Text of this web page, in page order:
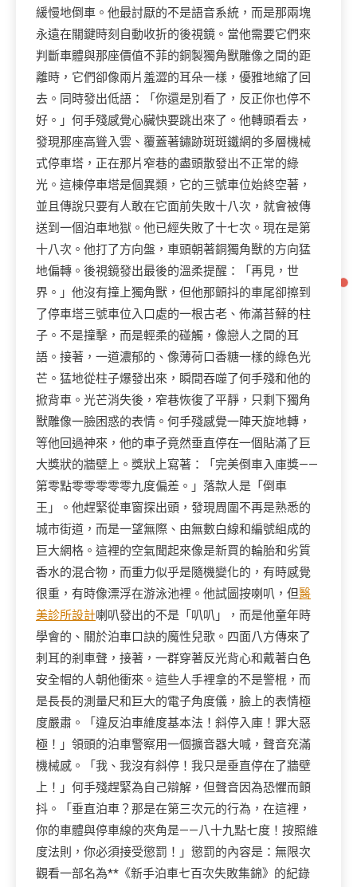
緩慢地倒車。他最討厭的不是語音系統，而是那兩塊
永遠在關鍵時刻自動收折的後視鏡。當他需要它們來
判斷車體與那座價值不菲的銅製獨角獸雕像之間的距
離時，它們卻像兩片羞澀的耳朵一樣，優雅地縮了回
去。同時發出低語：「你還是別看了，反正你也停不
好。」何手殘感覺心臟快要跳出來了。他轉頭看去，
發現那座高聳入雲、覆蓋著鏽跡斑斑鐵網的多層機械
式停車塔，正在那片窄巷的盡頭散發出不正常的綠
光。這棟停車塔是個異類，它的三號車位始終空著，
並且傳說只要有人敢在它面前失敗十八次，就會被傳
送到一個泊車地獄。他已經失敗了十七次。現在是第
十八次。他打了方向盤，車頭朝著銅獨角獸的方向猛
地偏轉。後視鏡發出最後的溫柔提醒：「再見，世
界。」他沒有撞上獨角獸，但他那顫抖的車尾卻擦到
了停車塔三號車位入口處的一根古老、佈滿苔蘚的柱
子。不是撞擊，而是輕柔的碰觸，像戀人之間的耳
語。接著，一道濃郁的、像薄荷口香糖一樣的綠色光
芒。猛地從柱子爆發出來，瞬間吞噬了何手殘和他的
掀背車。光芒消失後，窄巷恢復了平靜，只剩下獨角
獸雕像一臉困惑的表情。何手殘感覺一陣天旋地轉，
等他回過神來，他的車子竟然垂直停在一個貼滿了巨
大獎狀的牆壁上。獎狀上寫著：「完美倒車入庫獎——
第零點零零零零零九度偏差。」落款人是「倒車
王」。他趕緊從車窗探出頭，發現周圍不再是熟悉的
城市街道，而是一望無際、由無數白線和編號組成的
巨大網格。這裡的空氣聞起來像是新買的輪胎和劣質
香水的混合物，而重力似乎是隨機變化的，有時感覺
很重，有時像漂浮在游泳池裡。他試圖按喇叭，但醫
美診所設計喇叭發出的不是「叭叭」，而是他童年時
學會的、關於泊車口訣的魔性兒歌。四面八方傳來了
刺耳的剎車聲，接著，一群穿著反光背心和戴著白色
安全帽的人朝他衝來。這些人手裡拿的不是警棍，而
是長長的測量尺和巨大的電子角度儀，臉上的表情極
度嚴肅。「違反泊車維度基本法！斜停入庫！罪大惡
極！」領頭的泊車警察用一個擴音器大喊，聲音充滿
機械感。「我、我沒有斜停！我只是垂直停在了牆壁
上！」何手殘趕緊為自己辯解，但聲音因為恐懼而顫
抖。「垂直泊車？那是在第三次元的行為，在這裡，
你的車體與停車線的夾角是——八十九點七度！按照維
度法則，你必須接受懲罰！」懲罰的內容是：無限次
觀看一部名為**《新手泊車七百次失敗集錦》的紀錄